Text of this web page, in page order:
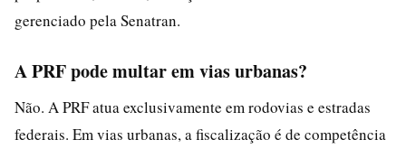
gerenciado pela Senatran.
A PRF pode multar em vias urbanas?
Não. A PRF atua exclusivamente em rodovias e estradas
federais. Em vias urbanas, a fiscalização é de competência